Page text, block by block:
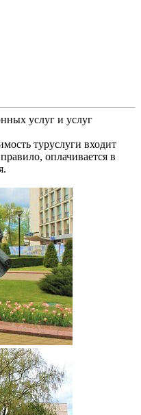
услуг и услуг
туруслуги входит
оплачивается в